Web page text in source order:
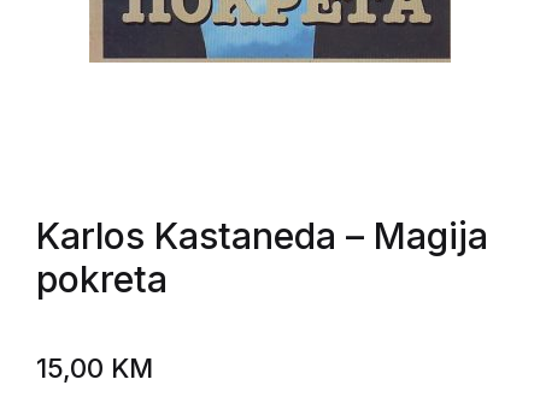
Karlos Kastaneda – Magija
pokreta
15,00 KM